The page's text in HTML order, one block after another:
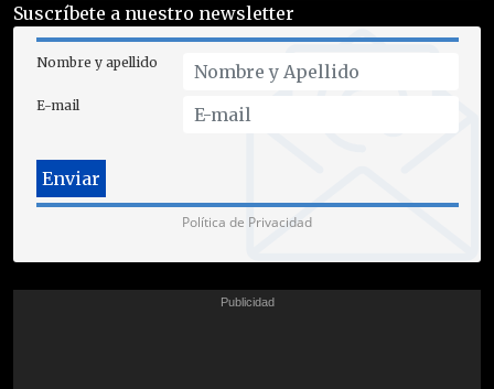
Suscríbete a nuestro newsletter
Nombre y apellido
E-mail
Política de Privacidad